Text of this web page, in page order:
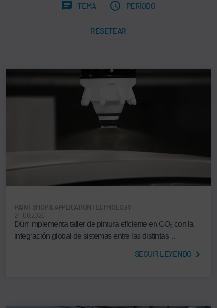
TEMA PERÍODO
RESETEAR
PAINT SHOP & APPLICATION TECHNOLOGY
24.06.2026
Dürr implementa taller de pintura eficiente en CO₂ con la
integración global de sistemas entre las distintas…
SEGUIR LEYENDO